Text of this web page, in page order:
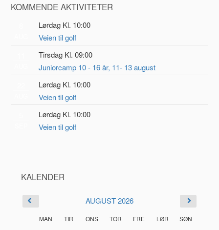
KOMMENDE AKTIVITETER
Lørdag Kl. 10:00
Veien til golf
Tirsdag Kl. 09:00
Juniorcamp 10 - 16 år, 11- 13 august
Lørdag Kl. 10:00
Veien til golf
Lørdag Kl. 10:00
Veien til golf
KALENDER
AUGUST 2026
MAN TIR ONS TOR FRE LØR SØN